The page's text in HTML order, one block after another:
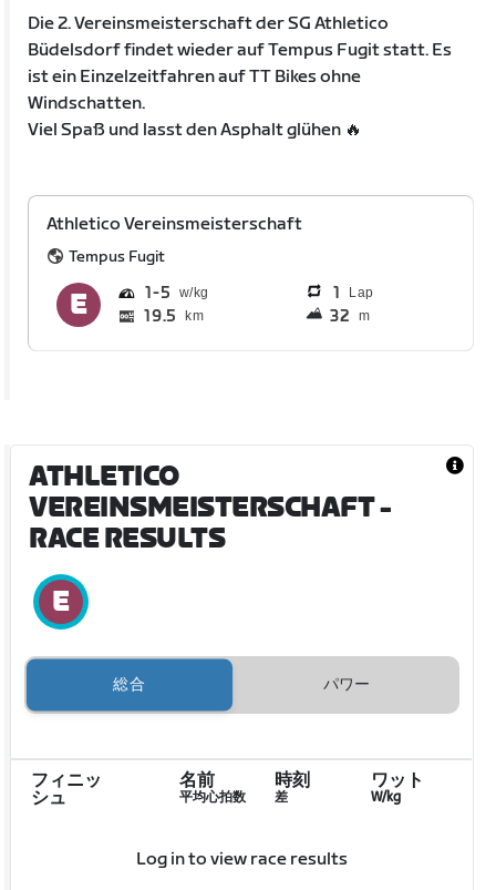
Die 2. Vereinsmeisterschaft der SG Athletico
Büdelsdorf findet wieder auf Tempus Fugit statt. Es
ist ein Einzelzeitfahren auf TT Bikes ohne
Windschatten.
Viel Spaß und lasst den Asphalt glühen 🔥
Athletico Vereinsmeisterschaft
Tempus Fugit
1 5 1 Lap
19.5 km 32 m
ATHLETICO
VEREINSMEISTERSCHAFT-
RACE RESULTS
総合 パワー
フィニッ
シュ
名前
平均心拍数
時刻
差
ワット
W/kg
Log in to view race results